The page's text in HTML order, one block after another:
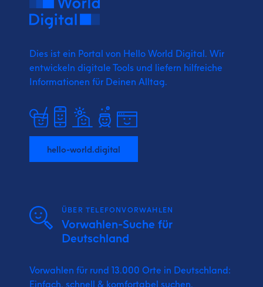
Dies ist ein Portal von Hello World Digital. Wir
entwickeln digitale Tools und liefern hilfreiche
Informationen für Deinen Alltag.
hello-world.digital
ÜBER TELEFONVORWAHLEN
Vorwahlen-Suche für
Deutschland
Vorwahlen für rund 13.000 Orte in Deutschland:
Einfach, schnell & komfortabel suchen.